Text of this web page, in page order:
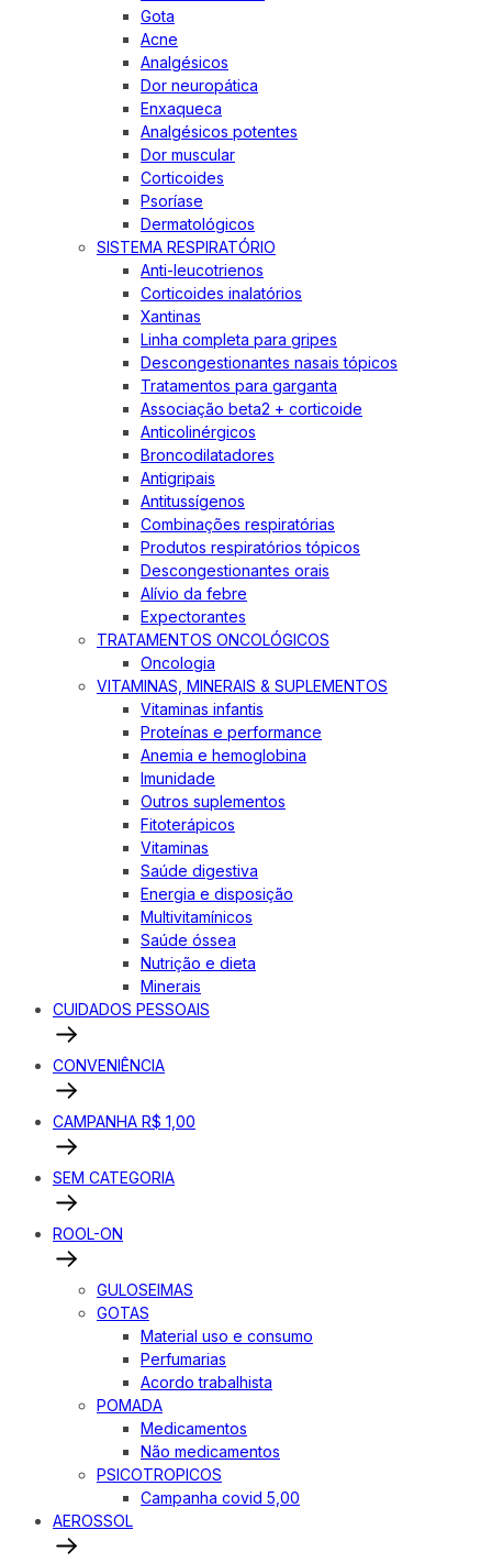
Gota
Acne
Analgésicos
Dor neuropática
Enxaqueca
Analgésicos potentes
Dor muscular
Corticoides
Psoríase
Dermatológicos
SISTEMA RESPIRATÓRIO
Anti-leucotrienos
Corticoides inalatórios
Xantinas
Linha completa para gripes
Descongestionantes nasais tópicos
Tratamentos para garganta
Associação beta2 + corticoide
Anticolinérgicos
Broncodilatadores
Antigripais
Antitussígenos
Combinações respiratórias
Produtos respiratórios tópicos
Descongestionantes orais
Alívio da febre
Expectorantes
TRATAMENTOS ONCOLÓGICOS
Oncologia
VITAMINAS, MINERAIS & SUPLEMENTOS
Vitaminas infantis
Proteínas e performance
Anemia e hemoglobina
Imunidade
Outros suplementos
Fitoterápicos
Vitaminas
Saúde digestiva
Energia e disposição
Multivitamínicos
Saúde óssea
Nutrição e dieta
Minerais
CUIDADOS PESSOAIS
CONVENIÊNCIA
CAMPANHA R$ 1,00
SEM CATEGORIA
ROOL-ON
GULOSEIMAS
GOTAS
Material uso e consumo
Perfumarias
Acordo trabalhista
POMADA
Medicamentos
Não medicamentos
PSICOTROPICOS
Campanha covid 5,00
AEROSSOL